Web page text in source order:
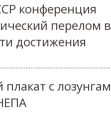
конференция
перелом в
достижения
плакат с